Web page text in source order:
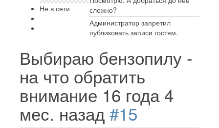
Не в сети
сложно?
Администратор запретил
публиковать записи гостям.
Выбираю бензопилу -
на что обратить
внимание 16 года 4
мес. назад #15